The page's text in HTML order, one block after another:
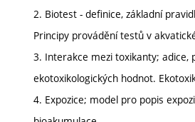
2. Biotest - definice, základní
Principy provádění testů v
3. Interakce mezi toxikanty; adice,
ekotoxikologických hodnot.
4. Expozice; model pro popis